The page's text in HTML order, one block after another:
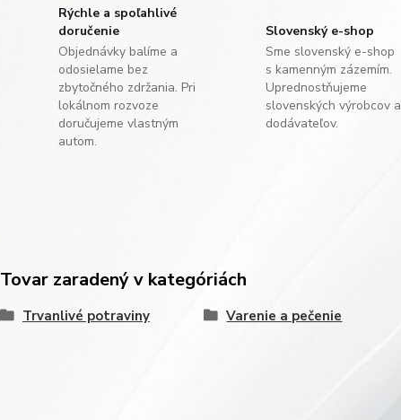
Rýchle a spoľahlivé
doručenie
Objednávky balíme a
odosielame bez
zbytočného zdržania. Pri
lokálnom rozvoze
doručujeme vlastným
autom.
Slovenský e-shop
Sme slovenský e-shop
s kamenným zázemím.
Uprednostňujeme
slovenských výrobcov a
dodávateľov.
Tovar zaradený v kategóriách
Trvanlivé potraviny Varenie a pečenie